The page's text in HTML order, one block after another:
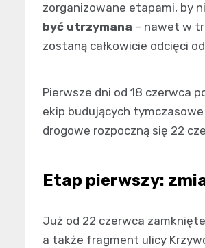
zorganizowane etapami, by
być utrzymana – nawet w
zostaną całkowicie odcięci
Pierwsze dni od 18 czerwca
ekip budujących
drogowe rozpoczną się 22
Etap pierwszy:
Już od 22 czerwca
a także fragment ulicy